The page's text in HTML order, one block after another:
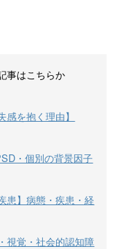
事はこちらか
を抱く理由】
・個別の背景因子
患】病態・疾患・経
視覚・社会的認知障